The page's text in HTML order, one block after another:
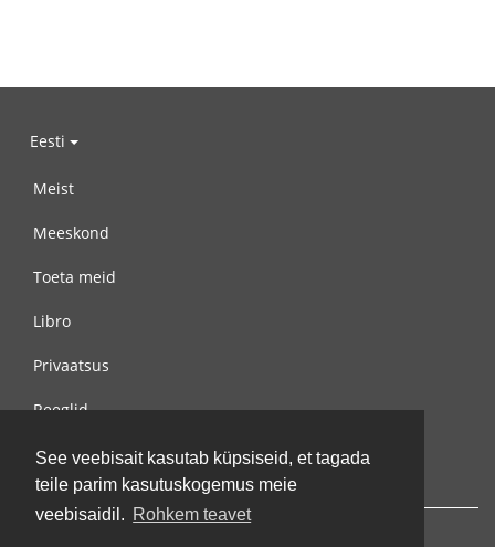
See veebisait kasutab küpsiseid, et tagada
teile parim kasutuskogemus meie
veebisaidil. Rohkem teavet
Eesti
Meist
Meeskond
Toeta meid
Libro
Privaatsus
Reeglid
Võta meiega ühendust